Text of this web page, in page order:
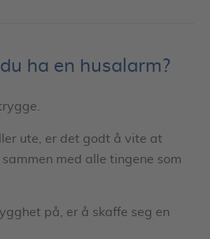
ha en husalarm?
ute, er det godt å vite at
med alle tingene som
på, er å skaffe seg en
på jakt etter?
husalarm